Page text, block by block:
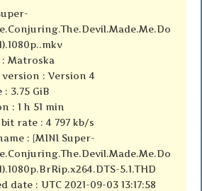
Matroska
version : Version 4
: 3.75 GiB
: 1 h 51 min
rate : 4 797 kb/s
: {MINI Super-
5.1.THD
date : UTC 2021-09-03 13:17:58